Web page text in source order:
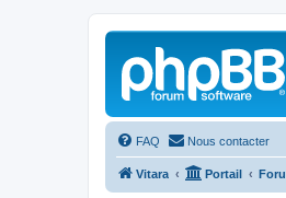
FAQ Nous contacter
Vitara Portail